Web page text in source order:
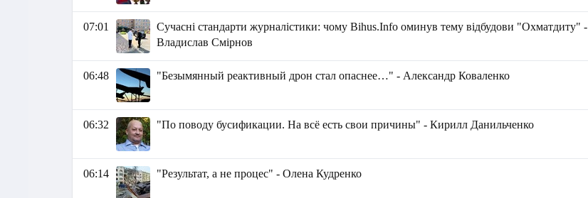
07:01
Сучасні стандарти журналістики: чому Bihus.Info оминув тему відбудови "Охматдиту" -
Владислав Смірнов
06:48 "Безымянный реактивный дрон стал опаснее…" - Александр Коваленко
06:32 "По поводу бусификации. На всё есть свои причины" - Кирилл Данильченко
06:14 "Результат, а не процес" - Олена Кудренко